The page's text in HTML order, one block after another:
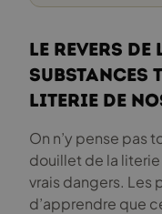
Le revers
substances
literie de
On n’y pense pas
douillet de la
vrais dangers. Les
d’apprendre que